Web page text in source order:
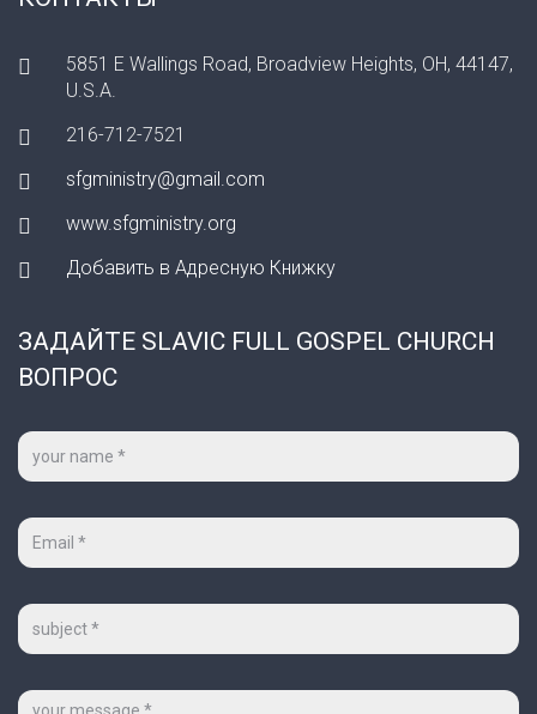
5851 E Wallings Road, Broadview Heights, OH, 44147,
U.S.A.
216-712-7521
sfgministry@gmail.com
www.sfgministry.org
Добавить в Адресную Книжку
ЗАДАЙТЕ SLAVIC FULL GOSPEL CHURCH
ВОПРОС
Ваше
имя
Ваш
mail
Тема
Сообщение